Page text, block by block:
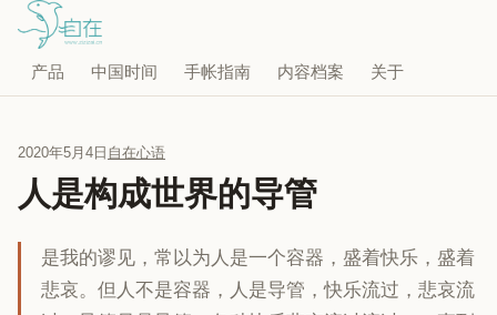
产品 中国时间 手帐指南 内容档案 关于
2020年5月4日 自在心语
人是构成世界的导管
是我的谬见，常以为人是一个容器，盛着快乐，盛着
悲哀。但人不是容器，人是导管，快乐流过，悲哀流